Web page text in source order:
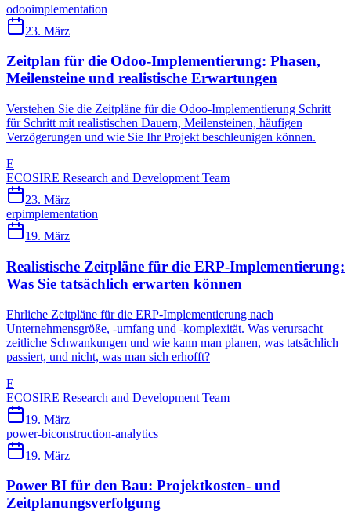
odooimplementation
23. März
Zeitplan für die Odoo-Implementierung: Phasen,
Meilensteine und realistische Erwartungen
Verstehen Sie die Zeitpläne für die Odoo-Implementierung Schritt
für Schritt mit realistischen Dauern, Meilensteinen, häufigen
Verzögerungen und wie Sie Ihr Projekt beschleunigen können.
E
ECOSIRE Research and Development Team
23. März
erpimplementation
19. März
Realistische Zeitpläne für die ERP-Implementierung:
Was Sie tatsächlich erwarten können
Ehrliche Zeitpläne für die ERP-Implementierung nach
Unternehmensgröße, -umfang und -komplexität. Was verursacht
zeitliche Schwankungen und wie kann man planen, was tatsächlich
passiert, und nicht, was man sich erhofft?
E
ECOSIRE Research and Development Team
19. März
power-biconstruction-analytics
19. März
Power BI für den Bau: Projektkosten- und
Zeitplanungsverfolgung